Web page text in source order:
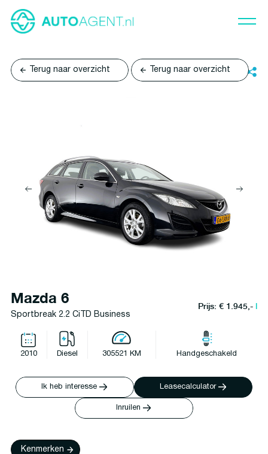
Terug naar overzicht Terug naar overzicht
Mazda 6
Sportbreak 2.2 CiTD Business
Prijs: € 1.945,-l
2010 Diesel 305521 KM Handgeschakeld
Ik heb interesse Leasecalculator
Inruilen
Kenmerken